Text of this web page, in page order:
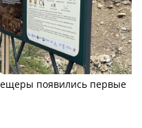
появились первые